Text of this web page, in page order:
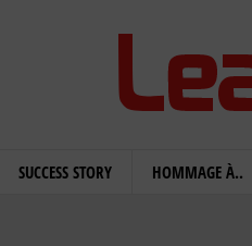
SUCCESS STORY HOMMAGE À..